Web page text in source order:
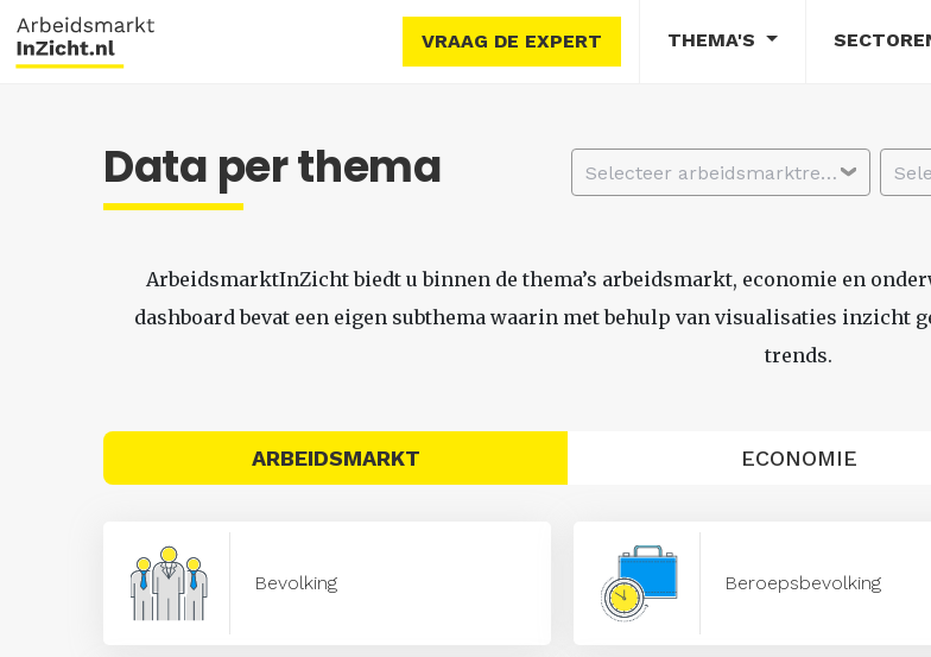
VRAAG DE EXPERT THEMA'S
Data per thema Selecteer arbeidsmarktregio
ArbeidsmarktInZicht biedt u binnen de thema’s arbeidsmarkt, economie en
dashboard bevat een eigen subthema waarin met behulp van visualisaties inzicht
trends.
ARBEIDSMARKT ECONOMIE
Bevolking Beroepsbevolking